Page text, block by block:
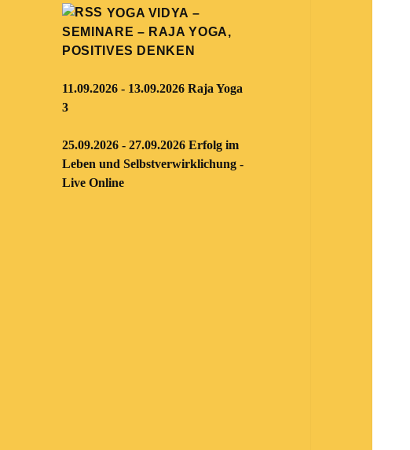
YOGA VIDYA –
SEMINARE – RAJA YOGA,
POSITIVES DENKEN
11.09.2026 - 13.09.2026 Raja Yoga
3
25.09.2026 - 27.09.2026 Erfolg im
Leben und Selbstverwirklichung -
Live Online